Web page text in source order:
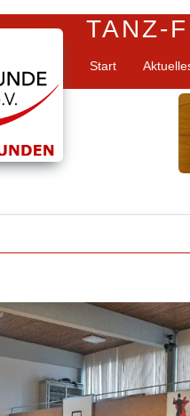
TANZ-
Start